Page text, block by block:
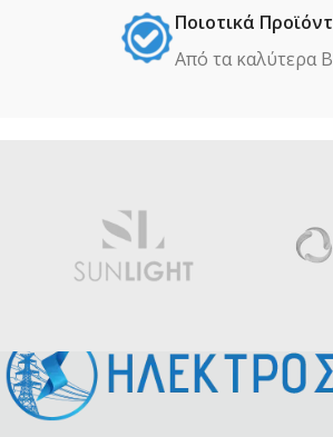
Ποιοτικά
Από τα καλύτερα